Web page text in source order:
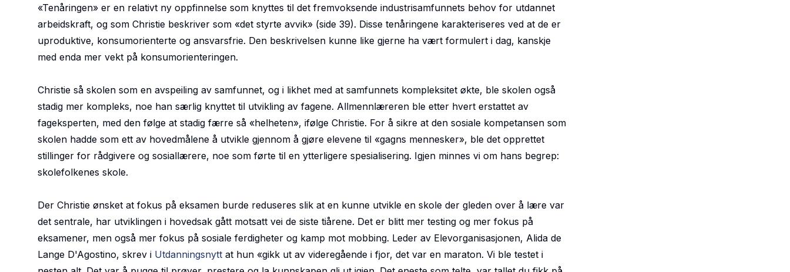
«Tenåringen» er en relativt ny oppfinnelse som knyttes til det fremvoksende industrisamfunnets behov for utdannet
arbeidskraft, og som Christie beskriver som «det styrte avvik» (side 39). Disse tenåringene karakteriseres ved at de er
uproduktive, konsumorienterte og ansvarsfrie. Den beskrivelsen kunne like gjerne ha vært formulert i dag, kanskje
med enda mer vekt på konsumorienteringen.
Christie så skolen som en avspeiling av samfunnet, og i likhet med at samfunnets kompleksitet økte, ble skolen også
stadig mer kompleks, noe han særlig knyttet til utvikling av fagene. Allmennlæreren ble etter hvert erstattet av
fageksperten, med den følge at stadig færre så «helheten», ifølge Christie. For å sikre at den sosiale kompetansen som
skolen hadde som ett av hovedmålene å utvikle gjennom å gjøre elevene til «gagns mennesker», ble det opprettet
stillinger for rådgivere og sosiallærere, noe som førte til en ytterligere spesialisering. Igjen minnes vi om hans begrep:
skolefolkenes skole.
Der Christie ønsket at fokus på eksamen burde reduseres slik at en kunne utvikle en skole der gleden over å lære var
det sentrale, har utviklingen i hovedsak gått motsatt vei de siste tiårene. Det er blitt mer testing og mer fokus på
eksamener, men også mer fokus på sosiale ferdigheter og kamp mot mobbing. Leder av Elevorganisasjonen, Alida de
Lange D'Agostino, skrev i Utdanningsnytt at hun «gikk ut av videregående i fjor, det var en maraton. Vi ble testet i